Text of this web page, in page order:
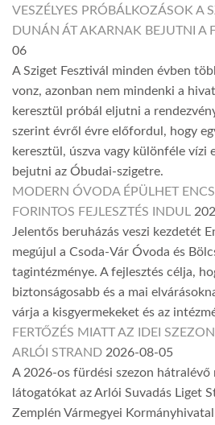
VESZÉLYES PRÓBÁLKOZÁSOK A
DUNÁN ÁT AKARNAK BEJUTNI A
06
A Sziget Fesztivál minden évben
vonz, azonban nem mindenki a
keresztül próbál eljutni a
szerint évről évre előfordul, hogy
keresztül, úszva vagy különféle vízi
bejutni az Óbudai-szigetre.
MODERN ÓVODA ÉPÜLHET
FORINTOS FEJLESZTÉS INDUL
Jelentős beruházás veszi kezdetét
megújul a Csoda-Vár Óvoda és
tagintézménye. A fejlesztés célja,
biztonságosabb és a mai
várja a kisgyermekeket és az
FERTŐZÉS MIATT AZ IDEI
ARLÓI STRAND 2026-08-05
A 2026-os fürdési szezon hátralévő
látogatókat az Arlói Suvadás Liget
Zemplén Vármegyei